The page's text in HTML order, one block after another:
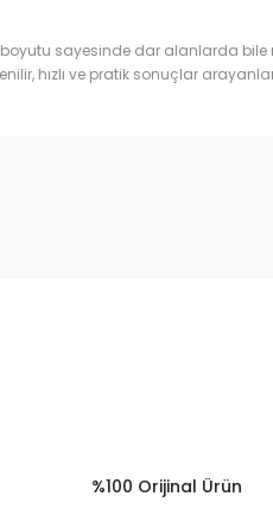
sayesinde dar alanlarda
hızlı ve pratik sonuçlar
%100 Orijinal Ürün